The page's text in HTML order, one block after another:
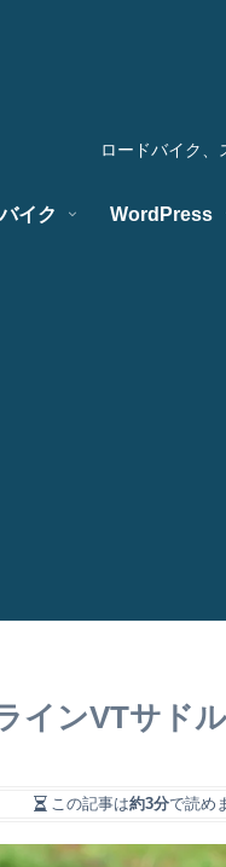
ロードバイク
イク WordPress
インVTサドル
この記事は約3分で読め